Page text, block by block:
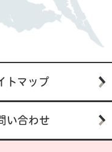
トマップ
い合わせ